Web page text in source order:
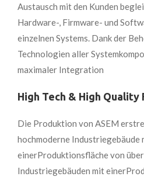
Austausch mit den Kunden
Hardware-, Firmware- und
einzelnen Systems. Dank der
Technologien aller
maximaler Integration
High Tech & High Quality
Die Produktion von ASEM
hochmoderne Industriegebäude
einerProduktionsfläche von
Industriegebäuden mit